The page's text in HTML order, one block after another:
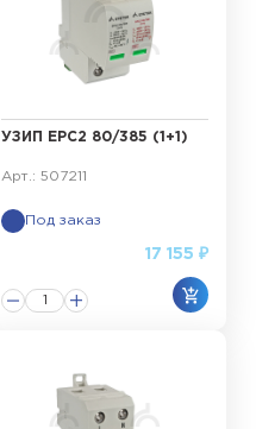
УЗИП ЕРС2 80/385 (1+1)
Арт.: 507211
Под заказ
17 155 ₽